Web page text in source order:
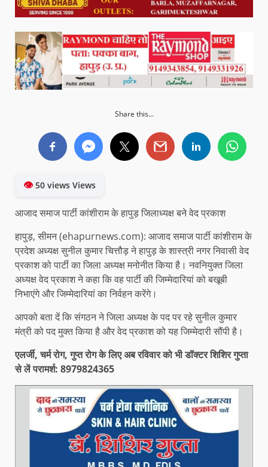
Share this...
👁50 views Views
आजाद समाज पार्टी कांशीराम के हापुड़ जिलाध्यक्ष बने वेद प्रकाश
हापुड़, सीमन (ehapurnews.com): आजाद समाज पार्टी कांशीराम के
प्रदेश अध्यक्ष सुनील कुमार चित्तौड़ ने हापुड़ के शास्त्री नगर निवासी वेद
प्रकाश को पार्टी का जिला अध्यक्ष मनोनीत किया है। नवनियुक्त जिला
अध्यक्ष वेद प्रकाश ने कहा कि वह पार्टी की जिम्मेदारियां को बखूबी
निभाएंगे और जिम्मेदारियां का निर्वहन करेंगे।
आपको बता दें कि संगठन ने जिला अध्यक्ष के पद पर रहे सुनील कुमार
मंत्री को पद मुक्त किया है और वेद प्रकाश को यह जिम्मेदारी सौंपी है।
एलर्जी, चर्म रोग, गुप्त रोग के लिए अब रविवार को भी डॉक्टर शिशिर गुप्ता
से लें परामर्श: 8979824365